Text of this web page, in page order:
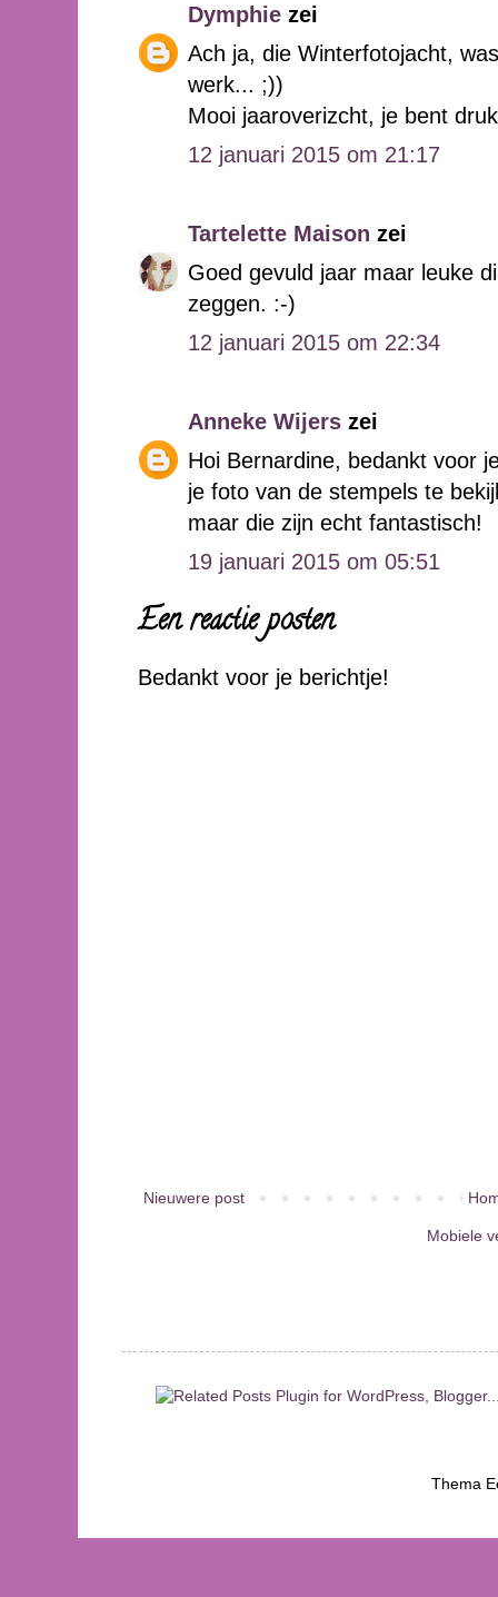
Dymphie zei
Ach ja, die Winterfotojacht,
werk... ;))
Mooi jaaroverizcht, je bent
12 januari 2015 om 21:17
Tartelette Maison zei
Goed gevuld jaar maar leuke
zeggen. :-)
12 januari 2015 om 22:34
Anneke Wijers zei
Hoi Bernardine, bedankt voor
je foto van de stempels te
maar die zijn echt fantastisch!
19 januari 2015 om 05:51
Een reactie posten
Bedankt voor je berichtje!
Nieuwere post
Mobiele
Thema